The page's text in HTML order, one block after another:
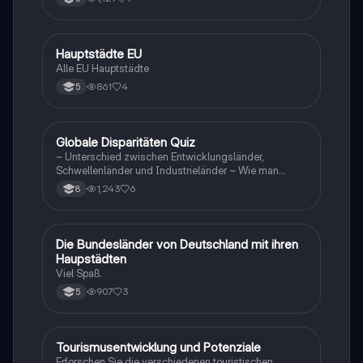
HGeographie/Erdkunde
Hauptstädte EU
Alle EU Hauptstädte
5 861 4
GGeographie/Erdkunde
Globale Disparitäten Quiz
~ Unterschied zwischen Entwicklungsländer,
Schwellenländer und Industrieländer ~ Wie man
gegen die Disparitäten kämpfen sollte
8 1,243 6
DGeographie/Erdkunde
Die Bundesländer von Deutschland mit ihren
Haupstädten
Viel Spaß.
5 907 3
Geographie/Erdkunde
Tourismusentwicklung und Potenziale